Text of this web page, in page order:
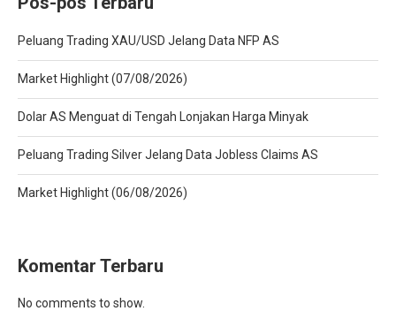
Peluang Trading XAU/USD Jelang Data NFP AS
Market Highlight (07/08/2026)
Dolar AS Menguat di Tengah Lonjakan Harga Minyak
Peluang Trading Silver Jelang Data Jobless Claims AS
Market Highlight (06/08/2026)
Komentar Terbaru
No comments to show.